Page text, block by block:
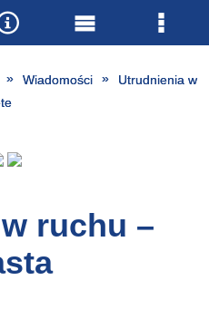
Wiadomości
Utrudnienia w
ruchu –
Menu
główne
Menu